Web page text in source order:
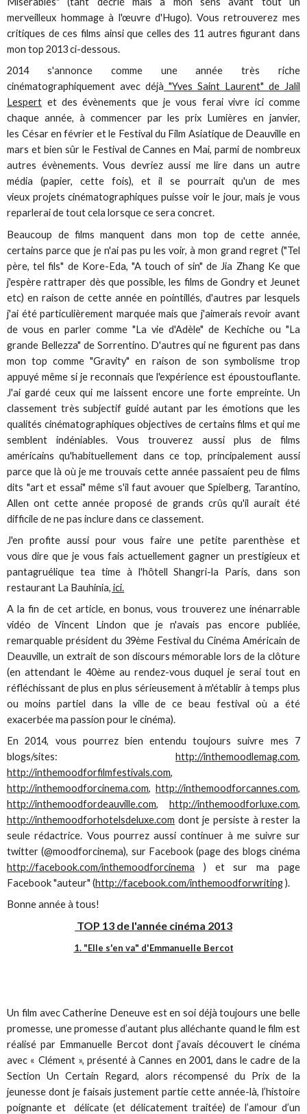
merveilleux hommage à l'œuvre d'Hugo). Vous retrouverez mes
critiques de ces films ainsi que celles des 11 autres figurant dans
mon top 2013 ci-dessous.
2014 s'annonce comme une année très riche
cinématographiquement avec déjà "Yves Saint Laurent" de Jalil
Lespert et des évènements que je vous ferai vivre ici comme
chaque année, à commencer par les prix Lumières en janvier,
les César en février et le Festival du Film Asiatique de Deauville en
mars et bien sûr le Festival de Cannes en Mai, parmi de nombreux
autres évènements. Vous devriez aussi me lire dans un autre
média (papier, cette fois), et il se pourrait qu'un de mes
vieux projets cinématographiques puisse voir le jour, mais je vous
reparlerai de tout cela lorsque ce sera concret.
Beaucoup de films manquent dans mon top de cette année,
certains parce que je n'ai pas pu les voir, à mon grand regret ("Tel
père, tel fils" de Kore-Eda, "A touch of sin" de Jia Zhang Ke que
j'espère rattraper dès que possible, les films de Gondry et Jeunet
etc) en raison de cette année en pointillés, d'autres par lesquels
j'ai été particulièrement marquée mais que j'aimerais revoir avant
de vous en parler comme "La vie d'Adèle" de Kechiche ou "La
grande Bellezza" de Sorrentino. D'autres qui ne figurent pas dans
mon top comme "Gravity" en raison de son symbolisme trop
appuyé même si je reconnais que l'expérience est époustouflante.
J'ai gardé ceux qui me laissent encore une forte empreinte. Un
classement très subjectif guidé autant par les émotions que les
qualités cinématographiques objectives de certains films et qui me
semblent indéniables. Vous trouverez aussi plus de films
américains qu'habituellement dans ce top, principalement aussi
parce que là où je me trouvais cette année passaient peu de films
dits "art et essai" même s'il faut avouer que Spielberg, Tarantino,
Allen ont cette année proposé de grands crûs qu'il aurait été
difficile de ne pas inclure dans ce classement.
J'en profite aussi pour vous faire une petite parenthèse et
vous dire que je vous fais actuellement gagner un prestigieux et
pantagruélique tea time à l'hôtell Shangri-la Paris, dans son
restaurant La Bauhinia, ici.
A la fin de cet article, en bonus, vous trouverez une inénarrable
vidéo de Vincent Lindon que je n'avais pas encore publiée,
remarquable président du 39ème Festival du Cinéma Américain de
Deauville, un extrait de son discours mémorable lors de la clôture
(en attendant le 40ème au rendez-vous duquel je serai tout en
réfléchissant de plus en plus sérieusement à m'établir à temps plus
ou moins partiel dans la ville de ce beau festival où a été
exacerbée ma passion pour le cinéma).
En 2014, vous pourrez bien entendu toujours suivre mes 7
blogs/sites: http://inthemoodlemag.com,
http://inthemoodforfilmfestivals.com,
http://inthemoodforcinema.com, http://inthemoodforcannes.com,
http://inthemoodfordeauville.com, http://inthemoodforluxe.com,
http://inthemoodforhotelsdeluxe.com dont je persiste à rester la
seule rédactrice. Vous pourrez aussi continuer à me suivre sur
twitter (@moodforcinema), sur Facebook (page des blogs cinéma
http://facebook.com/inthemoodforcinema ) et sur ma page
Facebook "auteur" (http://facebook.com/inthemoodforwriting).
Bonne année à tous!
TOP 13 de l'année cinéma 2013
1. "Elle s'en va" d'Emmanuelle Bercot
Un film avec Catherine Deneuve est en soi déjà toujours une belle
promesse, une promesse d’autant plus alléchante quand le film est
réalisé par Emmanuelle Bercot dont j’avais découvert le cinéma
avec « Clément », présenté à Cannes en 2001, dans le cadre de la
Section Un Certain Regard, alors récompensé du Prix de la
jeunesse dont je faisais justement partie cette année-là, l’histoire
poignante et délicate (et délicatement traitée) de l’amour d’un